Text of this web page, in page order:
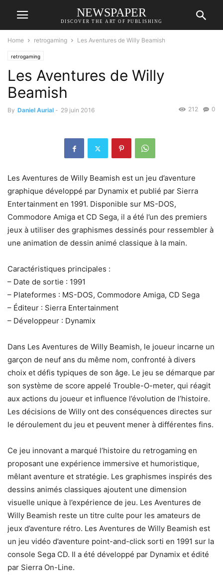
NEWSPAPER
DISCOVER THE ART OF PUBLISHING
Home retrogaming Les Aventures de Willy Beamish
retrogaming
Les Aventures de Willy
Beamish
By Daniel Aurial - 29 juin 2016 0
212
Les Aventures de Willy Beamish est un jeu d’aventure
graphique développé par Dynamix et publié par Sierra
Entertainment en 1991. Disponible sur MS-DOS,
Commodore Amiga et CD Sega, il a été l’un des premiers
jeux à utiliser des graphismes dessinés pour ressembler à
une animation de dessin animé classique à la main.
Caractéristiques principales :
– Date de sortie : 1991
– Plateformes : MS-DOS, Commodore Amiga, CD Sega
– Éditeur : Sierra Entertainment
– Développeur : Dynamix
Dans Les Aventures de Willy Beamish, le joueur incarne un
garçon de neuf ans du même nom, confronté à divers
choix et défis typiques de son âge. Le jeu se démarque par
son système de score appelé Trouble-O-meter, qui réagit
aux actions du joueur et influence l’évolution de l’histoire.
Les décisions de Willy ont des conséquences directes sur
le déroulement du jeu et peuvent mener à différentes fins.
Ce jeu innovant a marqué l’histoire du retrogaming en
proposant une expérience immersive et humoristique,
mêlant aventure et stratégie. Les graphismes inspirés des
dessins animés classiques ajoutent une dimension
visuelle unique à l’expérience de jeu. Les Aventures de
Willy Beamish reste un titre culte pour les amateurs de
jeux d’aventure rétro. Les Aventures de Willy Beamish est
un jeu vidéo d’aventure point-and-click sorti en 1991 sur la
console Sega CD. Il a été développé par Dynamix et édité
par Sierra On-Line.